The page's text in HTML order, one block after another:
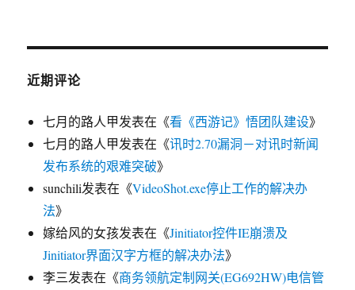
近期评论
七月的路人甲发表在《看《西游记》悟团队建设》
七月的路人甲发表在《讯时2.70漏洞－对讯时新闻
发布系统的艰难突破》
sunchili发表在《VideoShot.exe停止工作的解决办
法》
嫁给风的女孩发表在《Jinitiator控件IE崩溃及
Jinitiator界面汉字方框的解决办法》
李三发表在《商务领航定制网关(EG692HW)电信管